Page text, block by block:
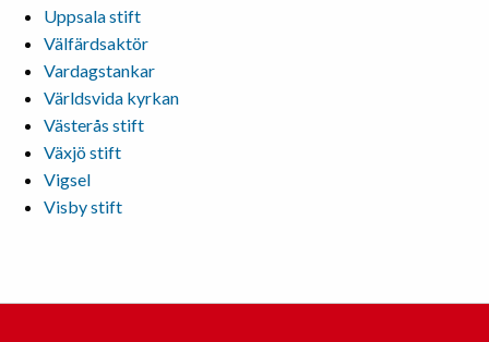
Uppsala stift
Välfärdsaktör
Vardagstankar
Världsvida kyrkan
Västerås stift
Växjö stift
Vigsel
Visby stift